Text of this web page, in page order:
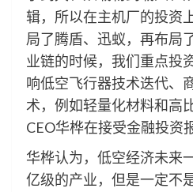
辑，所以在主机厂的投资
局了腾盾、迅蚁，再布局
业链的时候，我们重点投
响低空飞行器技术迭代、
术，例如轻量化材料和高
CEO华桦在接受金融投资
华桦认为，低空经济未来
亿级的产业，但是一定不